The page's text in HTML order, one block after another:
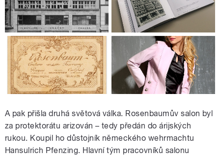
A pak přišla druhá světová válka. Rosenbaumův salon byl
za protektorátu arizován – tedy předán do árijských
rukou. Koupil ho důstojník německého wehrmachtu
Hansulrich Pfenzing. Hlavní tým pracovníků salonu